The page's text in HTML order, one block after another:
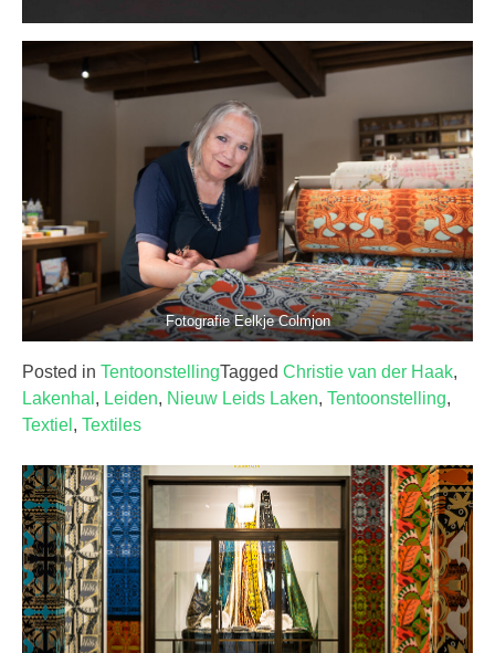
Fotografie Eelkje Colmjon
Posted in TentoonstellingTagged Christie van der Haak,
Lakenhal , Leiden, Nieuw Leids Laken, Tentoonstelling,
Textiel , Textiles